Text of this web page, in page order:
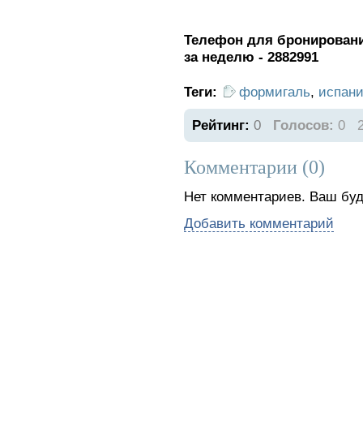
Телефон для
за неделю - 2882991
Теги: формигаль,
Рейтинг: 0 Голосов: 0
Комментарии (0)
Нет комментариев. Ваш
Добавить комментарий